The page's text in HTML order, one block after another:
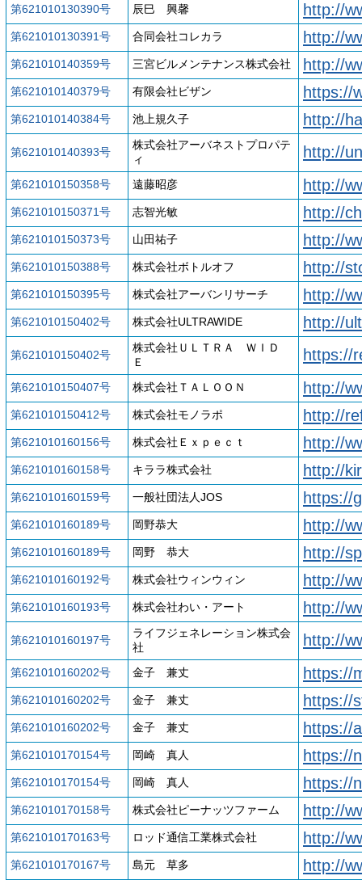
第621010130390号 辰巳 興馨 http://
第621010130391号 合同会社コレカラ http://
第621010140359号 三宮ビルメンテナンス株式会社 http://
第621010140379号 有限会社ビザン https://
第621010140384号 池上規久子 http://
第621010140393号
株式会社アーバネストプロパテ
ィ
http://
第621010150358号 遠藤昭彦 http://
第621010150371号 志智光敏 http://
第621010150373号 山田祐子 http://
第621010150388号 株式会社ボトルオフ http://
第621010150395号 株式会社アーバンリサーチ http://
第621010150402号 株式会社ULTRAWIDE http://
第621010150402号
株式会社ＵＬＴＲＡ ＷＩＤ
Ｅ
https://
第621010150407号 株式会社ＴＡＬＯＯＮ http://
第621010150412号 株式会社モノラポ http://
第621010160156号 株式会社Ｅｘｐｅｃｔ http://
第621010160158号 キララ株式会社 http://
第621010160159号 一般社団法人JOS https://
第621010160189号 岡野恭大 http://
第621010160189号 岡野 恭大 http://
第621010160192号 株式会社ウィンウィン http://
第621010160193号 株式会社わい・アート http://
第621010160197号
ライフジェネレーション株式会
社
http://
第621010160202号 金子 兼丈 https://
第621010160202号 金子 兼丈 https://
第621010160202号 金子 兼丈 https://
第621010170154号 岡崎 真人 https://
第621010170154号 岡崎 真人 https://
第621010170158号 株式会社ピーナッツファーム http://
第621010170163号 ロッド通信工業株式会社 http://
第621010170167号 島元 草多 http://